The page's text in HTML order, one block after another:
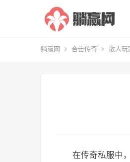
躺赢网 合击传奇 散人玩
在传奇私服中，